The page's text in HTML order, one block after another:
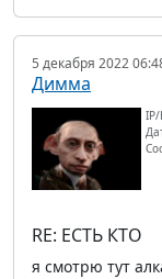
5 декабря 2022
Димма
RE: ЕСТЬ КТО
я смотрю тут